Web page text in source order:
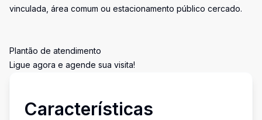
vinculada, área comum ou estacionamento público cercado.
Plantão de atendimento
Ligue agora e agende sua visita!
Características